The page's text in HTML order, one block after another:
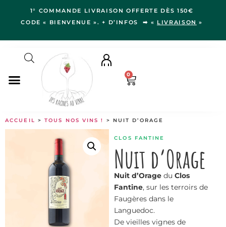
1° COMMANDE LIVRAISON OFFERTE DÈS 150€
CODE « BIENVENUE ». + D’INFOS ➡ « LIVRAISON »
RÉGIONS
LE VERGER
IDÉES CADEAUX
NOS VIGNERON.NE.S
0
ACCUEIL >TOUS NOS VINS ! > NUIT D’ORAGE
CLOS FANTINE
Nuit d’Orage
Nuit d’Oragedu Clos
Fantine, sur les terroirs de
Faugères dans le
Languedoc.
De vieilles vignes de